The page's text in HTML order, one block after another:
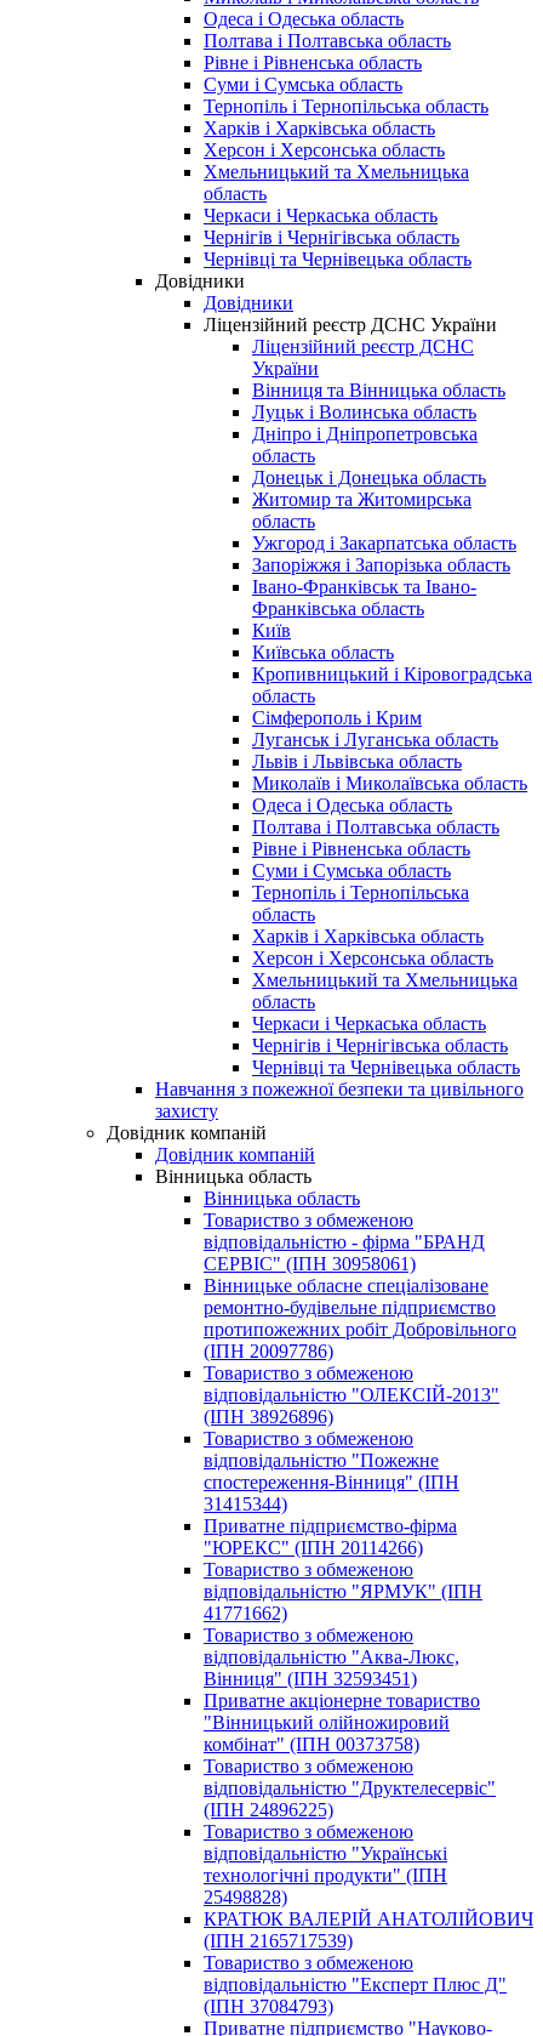
Одеса і Одеська область
Полтава і Полтавська область
Рівне і Рівненська область
Суми і Сумська область
Тернопіль і Тернопільська область
Харків і Харківська область
Херсон і Херсонська область
Хмельницький та Хмельницька
область
Черкаси і Черкаська область
Чернігів і Чернігівська область
Чернівці та Чернівецька область
Довідники
Довідники
Ліцензійний реєстр ДСНС України
Ліцензійний реєстр ДСНС
України
Вінниця та Вінницька область
Луцьк і Волинська область
Дніпро і Дніпропетровська
область
Донецьк і Донецька область
Житомир та Житомирська
область
Ужгород і Закарпатська область
Запоріжжя і Запорізька область
Івано-Франківськ та Івано-
Франківська область
Київ
Київська область
Кропивницький і Кіровоградська
область
Сімферополь і Крим
Луганськ і Луганська область
Львів і Львівська область
Миколаїв і Миколаївська область
Одеса і Одеська область
Полтава і Полтавська область
Рівне і Рівненська область
Суми і Сумська область
Тернопіль і Тернопільська
область
Харків і Харківська область
Херсон і Херсонська область
Хмельницький та Хмельницька
область
Черкаси і Черкаська область
Чернігів і Чернігівська область
Чернівці та Чернівецька область
Навчання з пожежної безпеки та цивільного
захисту
Довідник компаній
Довідник компаній
Вінницька область
Вінницька область
Товариство з обмеженою
відповідальністю - фірма "БРАНД
СЕРВІС" (ІПН 30958061)
Вінницьке обласне спеціалізоване
ремонтно-будівельне підприємство
протипожежних робіт Добровільного
(ІПН 20097786)
Toвapиcтвo з oбмeжeнoю
вiдпoвiдaльнicтю "ОЛЕКСІЙ-2013"
(ІПН 38926896)
Товариство з обмеженою
відповідальністю "Пожежне
спостереження-Вінниця" (ІПН
31415344)
Приватне підприємство-фірма
"ЮРЕКС" (ІПН 20114266)
Toвapиcтвo з oбмeжeнoю
вiдпoвiдaльнicтю "ЯРМУК" (ІПН
41771662)
Toвapиcтвo з oбмeжeнoю
вiдпoвiдaльнicтю "Аква-Люкс,
Вінниця" (ІПН 32593451)
Приватне акціонерне товариство
"Вінницький олійножировий
комбінат" (ІПН 00373758)
Товариство з обмеженою
відповідальністю "Друктелесервіс"
(ІПН 24896225)
Товариство з обмеженою
відповідальністю "Українські
технологічні продукти" (ІПН
25498828)
КРАТЮК ВАЛЕРІЙ АНАТОЛІЙОВИЧ
(ІПН 2165717539)
Toвapиcтвo з oбмeжeнoю
вiдпoвiдaльнicтю "Експерт Плюс Д"
(ІПН 37084793)
Приватне підприємство "Науково-